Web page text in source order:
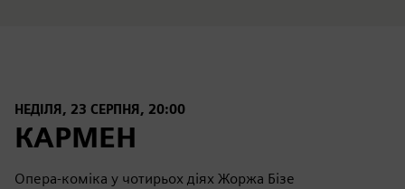
НЕДІЛЯ, 23 СЕРПНЯ, 20:00
КАРМЕН
Опера-коміка у чотирьох діях Жоржа Бізе